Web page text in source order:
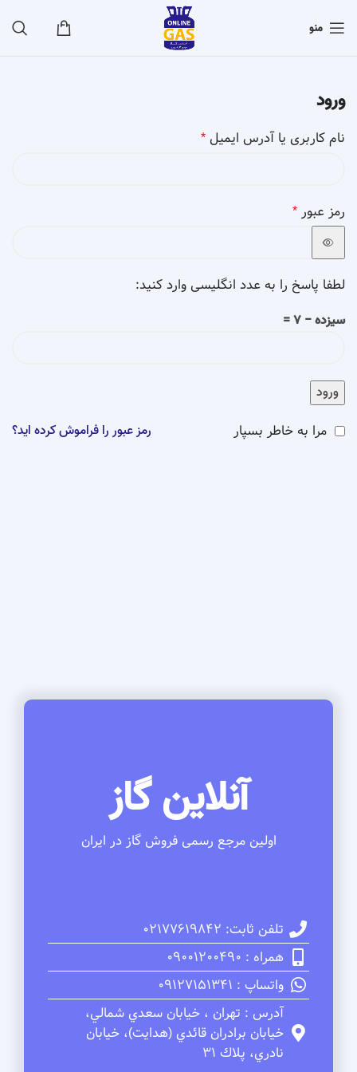
منو
ورود
نام کاربری یا آدرس ایمیل *
رمز عبور*
لطفا پاسخ را به عدد انگلیسی وارد کنید:
سیزده − 7 =
ورود
رمز عبور را فراموش کرده اید؟
مرا به خاطر بسپار
آنلاین گاز
اولین مرجع رسمی فروش گاز در ایران
تلفن ثابت: 02177619842
همراه : 09001200490
واتساپ : 09127151341
آدرس : تهران ، خيابان سعدي شمالي،
خيابان برادران قائدي (هدايت)، خيابان
نادري، پلاك 31